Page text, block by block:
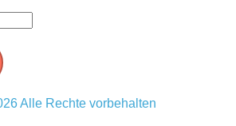
Alle Rechte vorbehalten